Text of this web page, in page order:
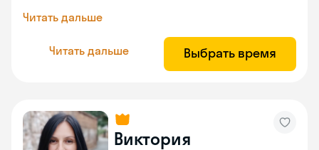
Читать дальше
Читать дальше Выбрать время
Виктория